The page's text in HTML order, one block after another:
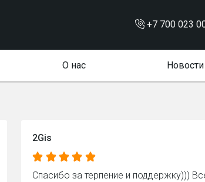
+7 700 023
О нас Новости
2Gis
Спасибо за терпение и поддержку)))